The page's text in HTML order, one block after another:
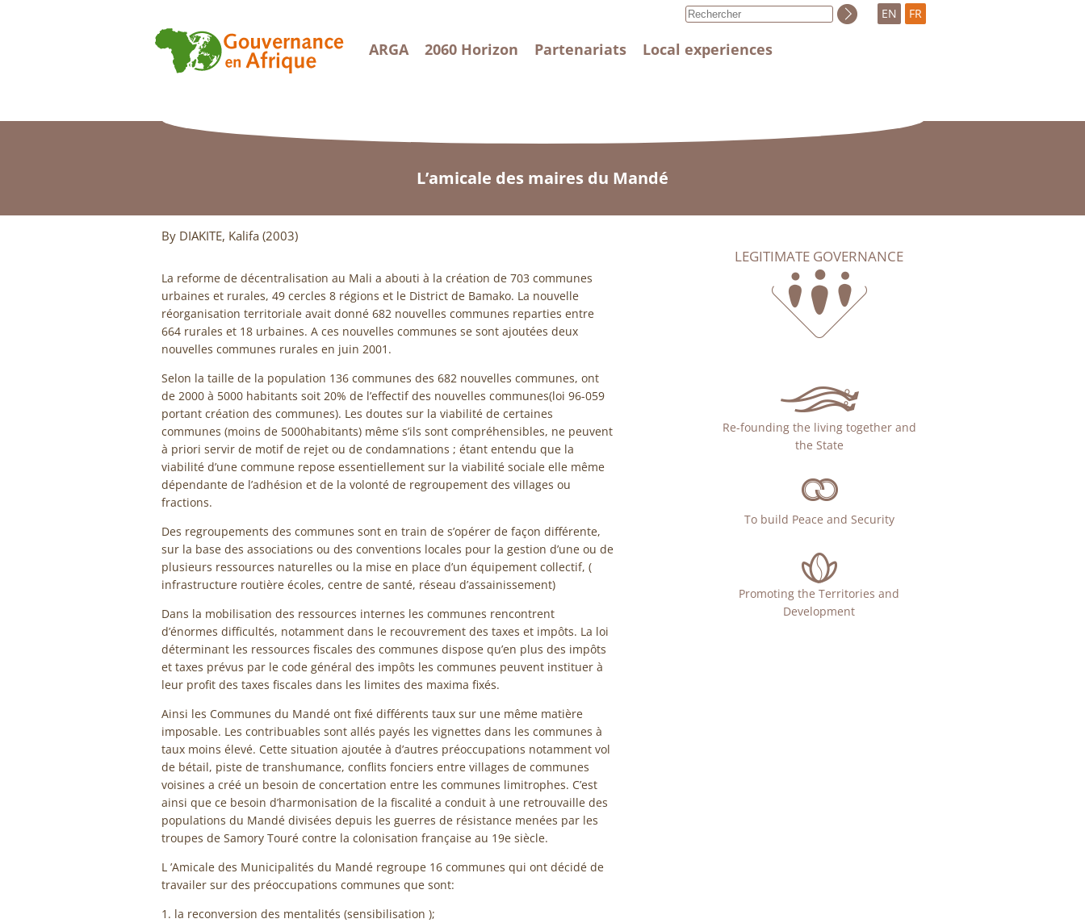
ARGA 2060 Horizon Partenariats Local experiences
EN FR
L’amicale des maires du Mandé
By DIAKITE, Kalifa (2003)
La reforme de décentralisation au Mali a abouti à la création de 703 communes
urbaines et rurales, 49 cercles 8 régions et le District de Bamako. La nouvelle
réorganisation territoriale avait donné 682 nouvelles communes reparties entre
664 rurales et 18 urbaines. A ces nouvelles communes se sont ajoutées deux
nouvelles communes rurales en juin 2001.
Selon la taille de la population 136 communes des 682 nouvelles communes, ont
de 2000 à 5000 habitants soit 20% de l’effectif des nouvelles communes(loi 96-059
portant création des communes). Les doutes sur la viabilité de certaines
communes (moins de 5000habitants) même s’ils sont compréhensibles, ne peuvent
à priori servir de motif de rejet ou de condamnations ; étant entendu que la
viabilité d’une commune repose essentiellement sur la viabilité sociale elle même
dépendante de l’adhésion et de la volonté de regroupement des villages ou
fractions.
Des regroupements des communes sont en train de s’opérer de façon différente,
sur la base des associations ou des conventions locales pour la gestion d’une ou de
plusieurs ressources naturelles ou la mise en place d’un équipement collectif, (
infrastructure routière écoles, centre de santé, réseau d’assainissement)
Dans la mobilisation des ressources internes les communes rencontrent
d’énormes difficultés, notamment dans le recouvrement des taxes et impôts. La loi
déterminant les ressources fiscales des communes dispose qu’en plus des impôts
et taxes prévus par le code général des impôts les communes peuvent instituer à
leur profit des taxes fiscales dans les limites des maxima fixés.
Ainsi les Communes du Mandé ont fixé différents taux sur une même matière
imposable. Les contribuables sont allés payés les vignettes dans les communes à
taux moins élevé. Cette situation ajoutée à d’autres préoccupations notamment vol
de bétail, piste de transhumance, conflits fonciers entre villages de communes
voisines a créé un besoin de concertation entre les communes limitrophes. C’est
ainsi que ce besoin d’harmonisation de la fiscalité a conduit à une retrouvaille des
populations du Mandé divisées depuis les guerres de résistance menées par les
troupes de Samory Touré contre la colonisation française au 19e siècle.
L ’Amicale des Municipalités du Mandé regroupe 16 communes qui ont décidé de
travailer sur des préoccupations communes que sont:
1. la reconversion des mentalités (sensibilisation );
LEGITIMATE GOVERNANCE
Re-founding the living together and
the State
To build Peace and Security
Promoting the Territories and
Development